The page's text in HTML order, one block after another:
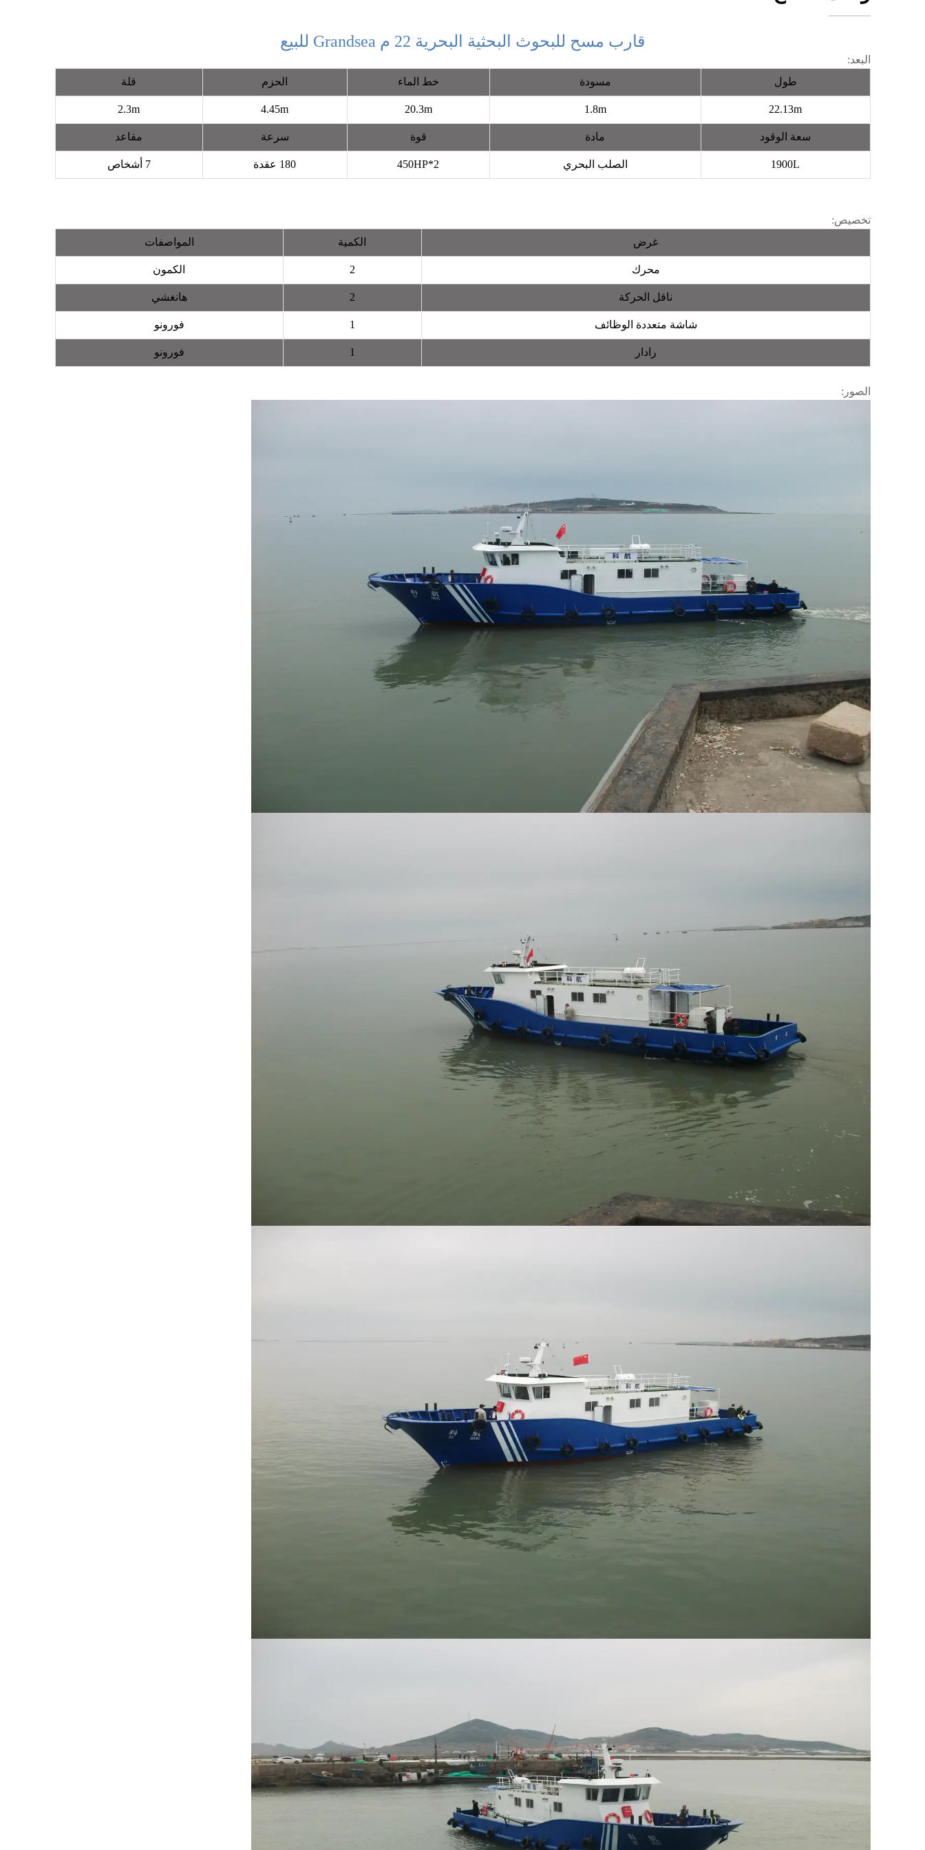
قارب مسح للبحوث البحثية البحرية 22 م Grandsea للبيع
البعد:
طول
مسودة خط الماء الحزم قلة
22.13m
1.8m
20.3m
4.45m
2.3m
سعة الوقود مادة قوة سرعة مقاعد
1900L الصلب البحري 450HP*2 180 عقدة 7 أشخاص
تخصيص:
غرض
الكمية المواصفات
محرك 2 الكمون
ناقل الحركة 2 هانغشي
شاشة متعددة الوظائف 1 فورونو
رادار 1 فورونو
الصور: